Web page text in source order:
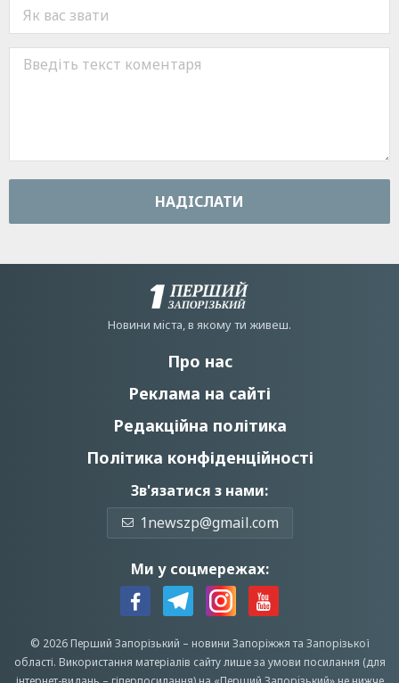
НАДIСЛАТИ
Новини мiста, в якому ти живеш.
Про нас
Реклама на сайті
Редакційна політика
Політика конфіденційності
Зв'язатися з нами:
1newszp@gmail.com
Ми у соцмережах:
© 2026 Перший Запорізький – новини Запоріжжята Запорізької
області. Використання матеріалів сайту лише за умови посилання (для